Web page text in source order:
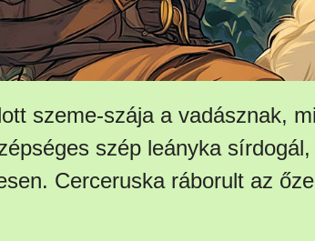
szeme-szája a vadásznak,
szép leányka
Cerceruska ráborult az